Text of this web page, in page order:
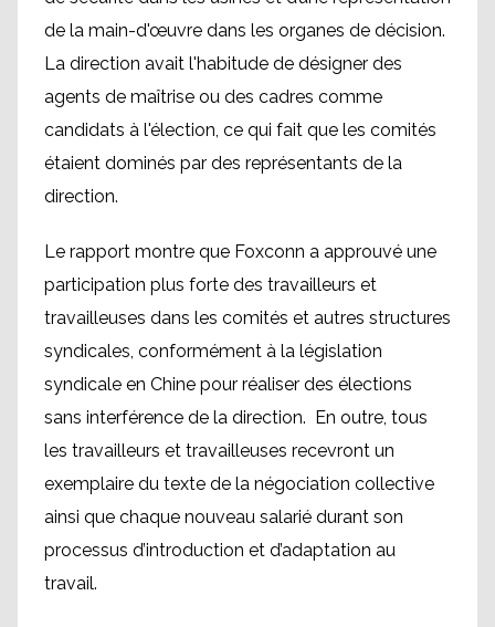
de la main-d'œuvre dans les organes de décision.
La direction avait l'habitude de désigner des
agents de maîtrise ou des cadres comme
candidats à l'élection, ce qui fait que les comités
étaient dominés par des représentants de la
direction.
Le rapport montre que Foxconn a approuvé une
participation plus forte des travailleurs et
travailleuses dans les comités et autres structures
syndicales, conformément à la législation
syndicale en Chine pour réaliser des élections
sans interférence de la direction. En outre, tous
les travailleurs et travailleuses recevront un
exemplaire du texte de la négociation collective
ainsi que chaque nouveau salarié durant son
processus d’introduction et d’adaptation au
travail.